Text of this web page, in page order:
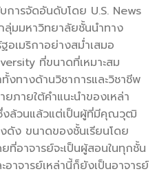
ารจัดอันดับโดย U.S. News
มมหาวิทยาลัยชั้นนำทาง
เมริกาอย่างสม่ำเสมอ
ที่ขนาดที่เหมาะสม
งทางด้านวิชาการและวิชาชีพ
ภายใต้คำแนะนำของเหล่า
งล้วนแล้วแต่เป็นผู้ที่มีคุณวุฒิ
ดัง ขนาดของชั้นเรียนโดย
อาจารย์จะเป็นผู้สอนในทุกชั้น
อาจารย์เหล่านี้ก็ยังเป็นอาจารย์